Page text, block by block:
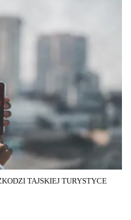
TAJSKIEJ TURYSTYCE